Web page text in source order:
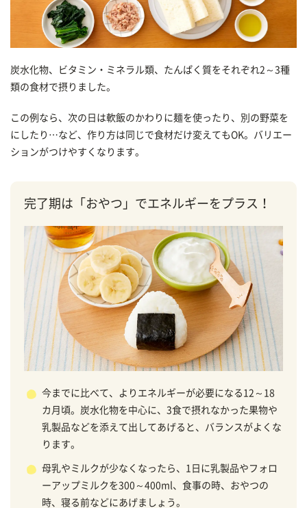
炭水化物、ビタミン・ミネラル類、たんぱく質をそれぞれ2～3種
類の食材で摂りました。
この例なら、次の日は軟飯のかわりに麺を使ったり、別の野菜を
にしたり…など、作り方は同じで食材だけ変えてもOK。バリエー
ションがつけやすくなります。
完了期は「おやつ」でエネルギーをプラス！
今までに比べて、よりエネルギーが必要になる12～18
カ月頃。炭水化物を中心に、3食で摂れなかった果物や
乳製品などを添えて出してあげると、バランスがよくな
ります。
母乳やミルクが少なくなったら、1日に乳製品やフォロ
ーアップミルクを300～400ml、食事の時、おやつの
時、寝る前などにあげましょう。